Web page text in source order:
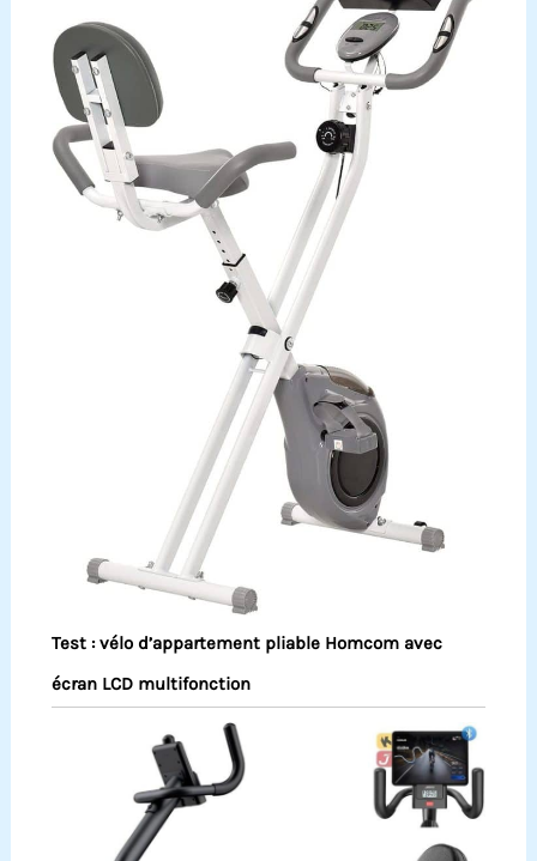
Test : vélo d’appartement pliable Homcom avec
écran LCD multifonction